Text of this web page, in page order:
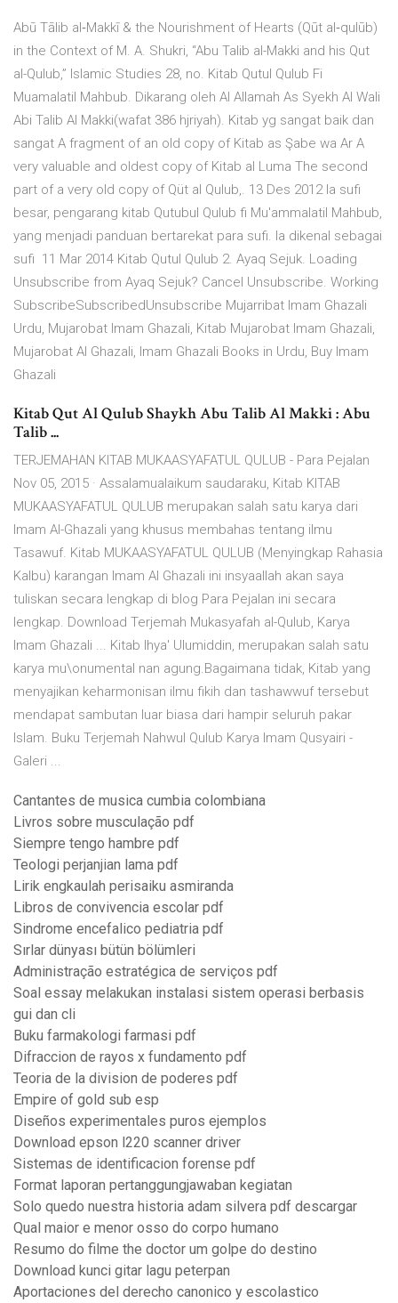
Abū Tālib al‐Makkī & the Nourishment of Hearts (Qūt al‐qulūb)
in the Context of M. A. Shukri, “Abu Talib al-Makki and his Qut
al-Qulub,” Islamic Studies 28, no. Kitab Qutul Qulub Fi
Muamalatil Mahbub. Dikarang oleh Al Allamah As Syekh Al Wali
Abi Talib Al Makki(wafat 386 hjriyah). Kitab yg sangat baik dan
sangat A fragment of an old copy of Kitab as Şabe wa Ar A
very valuable and oldest copy of Kitab al Luma The second
part of a very old copy of Qüt al Qulub,. 13 Des 2012 Ia sufi
besar, pengarang kitab Qutubul Qulub fi Mu'ammalatil Mahbub,
yang menjadi panduan bertarekat para sufi. Ia dikenal sebagai
sufi 11 Mar 2014 Kitab Qutul Qulub 2. Ayaq Sejuk. Loading
Unsubscribe from Ayaq Sejuk? Cancel Unsubscribe. Working
SubscribeSubscribedUnsubscribe Mujarribat Imam Ghazali
Urdu, Mujarobat Imam Ghazali, Kitab Mujarobat Imam Ghazali,
Mujarobat Al Ghazali, Imam Ghazali Books in Urdu, Buy Imam
Ghazali
Kitab Qut Al Qulub Shaykh Abu Talib Al Makki : Abu
Talib ...
TERJEMAHAN KITAB MUKAASYAFATUL QULUB - Para Pejalan
Nov 05, 2015 · Assalamualaikum saudaraku, Kitab KITAB
MUKAASYAFATUL QULUB merupakan salah satu karya dari
Imam Al-Ghazali yang khusus membahas tentang ilmu
Tasawuf. Kitab MUKAASYAFATUL QULUB (Menyingkap Rahasia
Kalbu) karangan Imam Al Ghazali ini insyaallah akan saya
tuliskan secara lengkap di blog Para Pejalan ini secara
lengkap. Download Terjemah Mukasyafah al-Qulub, Karya
Imam Ghazali ... Kitab Ihya' Ulumiddin, merupakan salah satu
karya mu\onumental nan agung.Bagaimana tidak, Kitab yang
menyajikan keharmonisan ilmu fikih dan tashawwuf tersebut
mendapat sambutan luar biasa dari hampir seluruh pakar
Islam. Buku Terjemah Nahwul Qulub Karya Imam Qusyairi -
Galeri ...
Cantantes de musica cumbia colombiana
Livros sobre musculação pdf
Siempre tengo hambre pdf
Teologi perjanjian lama pdf
Lirik engkaulah perisaiku asmiranda
Libros de convivencia escolar pdf
Sindrome encefalico pediatria pdf
Sırlar dünyası bütün bölümleri
Administração estratégica de serviços pdf
Soal essay melakukan instalasi sistem operasi berbasis
gui dan cli
Buku farmakologi farmasi pdf
Difraccion de rayos x fundamento pdf
Teoria de la division de poderes pdf
Empire of gold sub esp
Diseños experimentales puros ejemplos
Download epson l220 scanner driver
Sistemas de identificacion forense pdf
Format laporan pertanggungjawaban kegiatan
Solo quedo nuestra historia adam silvera pdf descargar
Qual maior e menor osso do corpo humano
Resumo do filme the doctor um golpe do destino
Download kunci gitar lagu peterpan
Aportaciones del derecho canonico y escolastico